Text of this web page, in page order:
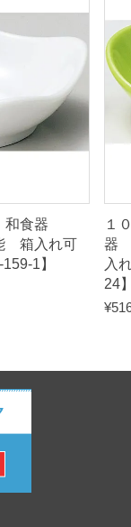
和食器
箱入れ可
1】
１
器
入
24】
¥